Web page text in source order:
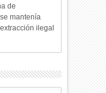
de
mantenía
ilegal